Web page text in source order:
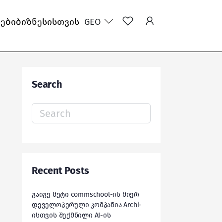
ბიზნესისთვის GEO
Search
Search
for:
Recent Posts
გაიგე მეტი commschool-ის მიერ
დეველოპერული კომპანია Archi-
ისთვის შექმნილი AI-ის